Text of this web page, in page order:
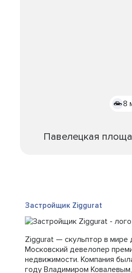
8
Павелецкая
Застройщик Ziggurat
Ziggurat — скульптор в мире
Московский девелопер
недвижимости. Компания
году Владимиром